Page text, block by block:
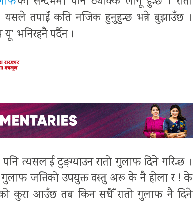
यसले तपाईँ कति नजिक हुनुहुन्छ भन्ने बुझाउँछ ।
भनिरहनै पर्दैन ।
त्यसलाई टुङ्ग्याउन रातो गुलाफ दिने गरिन्छ ।
गुलाफ जत्तिको उपयुक्त वस्तु अरू के नै होला र ! के
कुरा आउँछ तब किन सधैँ रातो गुलाफ नै दिने